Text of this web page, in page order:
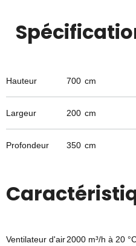
Hauteur 700 cm
Largeur 200 cm
Profondeur 350 cm
Ventilateur d'air2000 m³/h à 20